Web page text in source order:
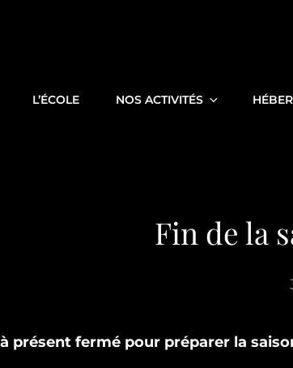
L’ÉCOLE NOS ACTIVITÉS
Fin de la
présent fermé pour préparer la